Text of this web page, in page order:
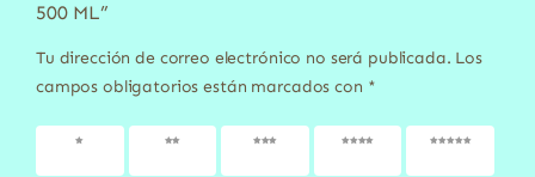
500 ML”
Tu dirección de correo electrónico no será publicada. Los
campos obligatorios están marcados con *
1 de 5
2 de 5
3 de 5
4 de 5
5 de 5